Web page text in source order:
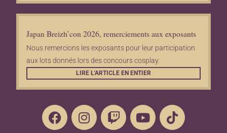
Japan Breizh’con 2026, remerciements aux exposants
Nous remercions les exposants pour leur participation
aux lots donnés lors des concours cosplay.
LIRE L'ARTICLE EN ENTIER